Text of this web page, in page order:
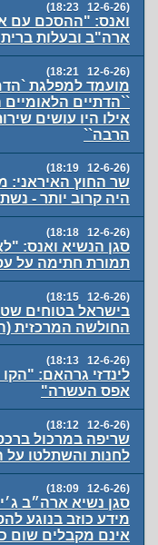
(12-6-26 18:23)
ואנס: "ההסכם עם
ארה"ב ובעלות
(12-6-26 18:21)
מועמד למפלגת
``הדתיים
אילו היו עושים
הרבה``
(12-6-26 18:19)
שר החוץ האיראני:
היה קרוב יותר -
(12-6-26 18:18)
סגן הנשיא ואנס:
תמורת חתימה על
(12-6-26 18:15)
בישראל בטוחים
החולשה המרכזית
(12-6-26 18:13)
לינדזי גרהאם:
אפס העשרה"
(12-6-26 18:12)
שריפה במרכול
לחנות והשתלטו על
(12-6-26 18:09)
סגן נשיא ארה״ב
מידע כוזב בנוגע
אינם מקבלים שום